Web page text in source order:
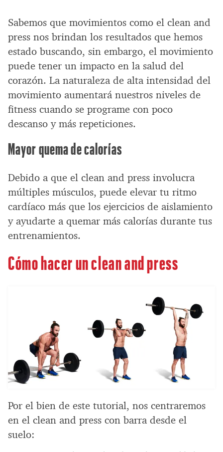
Sabemos que movimientos como el clean and
press nos brindan los resultados que hemos
estado buscando, sin embargo, el movimiento
puede tener un impacto en la salud del
corazón. La naturaleza de alta intensidad del
movimiento aumentará nuestros niveles de
fitness cuando se programe con poco
descanso y más repeticiones.
Mayor quema de calorías
Debido a que el clean and press involucra
múltiples músculos, puede elevar tu ritmo
cardíaco más que los ejercicios de aislamiento
y ayudarte a quemar más calorías durante tus
entrenamientos.
Cómo hacer un clean and press
Por el bien de este tutorial, nos centraremos
en el clean and press con barra desde el
suelo: